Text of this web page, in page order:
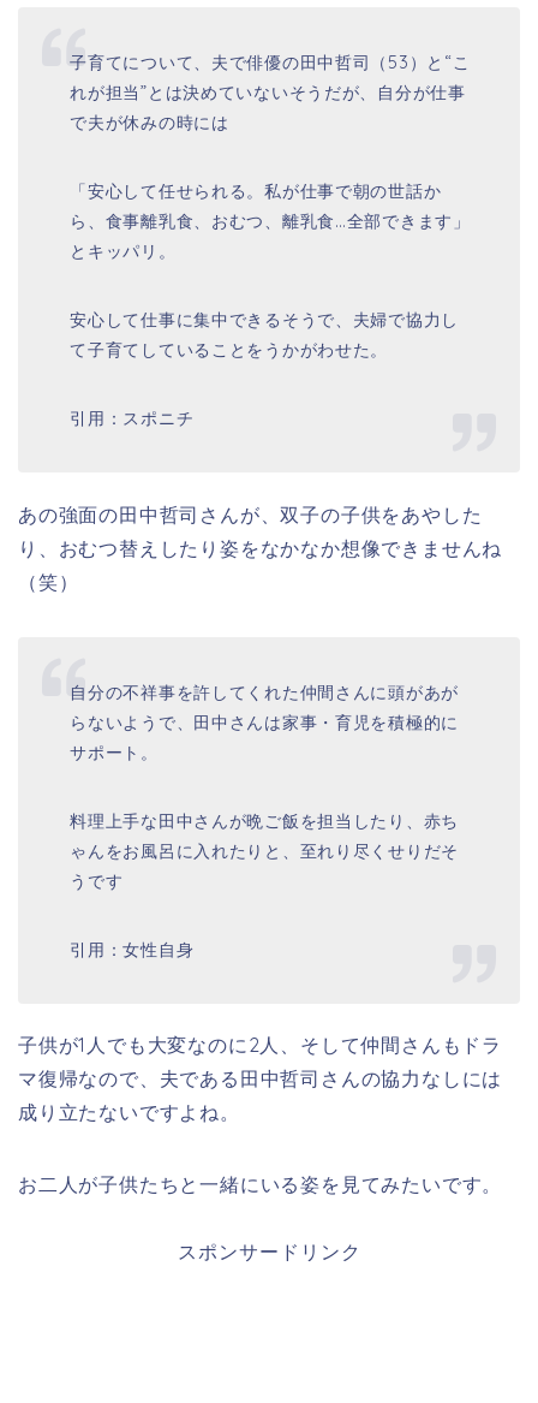
子育てについて、夫で俳優の田中哲司（53）と“こ
れが担当”とは決めていないそうだが、自分が仕事
で夫が休みの時には
「安心して任せられる。私が仕事で朝の世話か
ら、食事離乳食、おむつ、離乳食…全部できます」
とキッパリ。
安心して仕事に集中できるそうで、夫婦で協力し
て子育てしていることをうかがわせた。
引用：スポニチ
あの強面の田中哲司さんが、双子の子供をあやした
り、おむつ替えしたり姿をなかなか想像できませんね
（笑）
自分の不祥事を許してくれた仲間さんに頭があが
らないようで、田中さんは家事・育児を積極的に
サポート。
料理上手な田中さんが晩ご飯を担当したり、赤ち
ゃんをお風呂に入れたりと、至れり尽くせりだそ
うです
引用：女性自身
子供が1人でも大変なのに2人、そして仲間さんもドラ
マ復帰なので、夫である田中哲司さんの協力なしには
成り立たないですよね。
お二人が子供たちと一緒にいる姿を見てみたいです。
スポンサードリンク